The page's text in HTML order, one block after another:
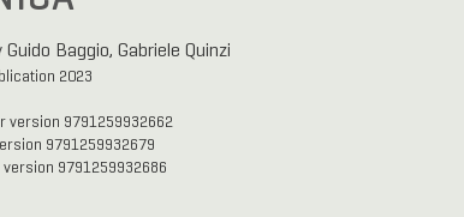
Baggio, Gabriele Quinzi
2023
version 9791259932662
9791259932679
version 9791259932686